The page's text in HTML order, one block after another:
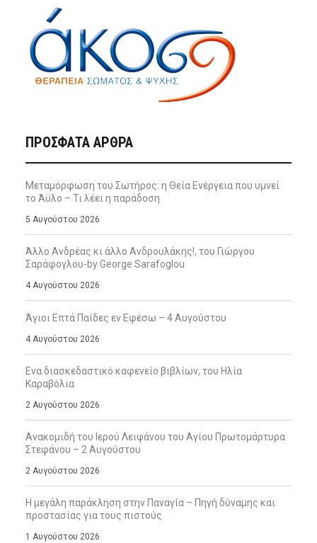
ΠΡΌΣΦΑΤΑ ΆΡΘΡΑ
Μεταμόρφωση του Σωτήρος: η Θεία Ενέργεια που υμνεί
το Άϋλο – Τι λέει η παράδοση
5 Αυγούστου 2026
Άλλο Ανδρέας κι άλλο Ανδρουλάκης!, του Γιώργου
Σαράφογλου-by George Sarafoglou
4 Αυγούστου 2026
Άγιοι Επτά Παίδες εν Εφέσω – 4 Αυγούστου
4 Αυγούστου 2026
Ενα διασκεδαστικό καφενείο βιβλίων, του Ηλία
Καραβόλια
2 Αυγούστου 2026
Ανακομιδή του Ιερού Λειψάνου του Αγίου Πρωτομάρτυρα
Στεφάνου – 2 Αυγούστου
2 Αυγούστου 2026
Η μεγάλη παράκληση στην Παναγία – Πηγή δύναμης και
προστασίας για τους πιστούς
1 Αυγούστου 2026